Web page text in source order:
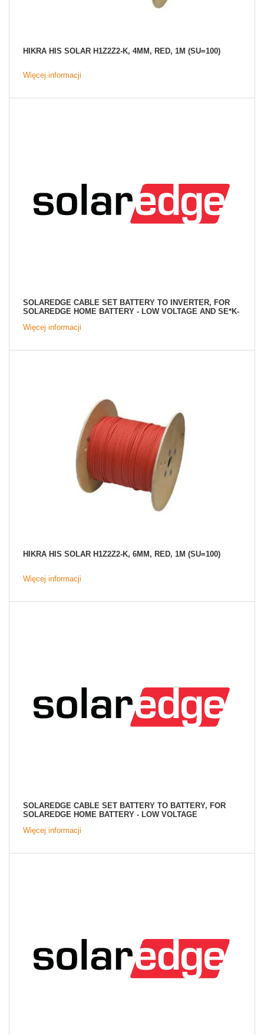
HIKRA HIS SOLAR H1Z2Z2-K, 4MM, RED, 1M (SU=100)
Więcej informacji
SOLAREDGE CABLE SET BATTERY TO INVERTER, FOR
SOLAREDGE HOME BATTERY - LOW VOLTAGE AND SE*K-
Więcej informacji
HIKRA HIS SOLAR H1Z2Z2-K, 6MM, RED, 1M (SU=100)
Więcej informacji
SOLAREDGE CABLE SET BATTERY TO BATTERY, FOR
SOLAREDGE HOME BATTERY - LOW VOLTAGE
Więcej informacji